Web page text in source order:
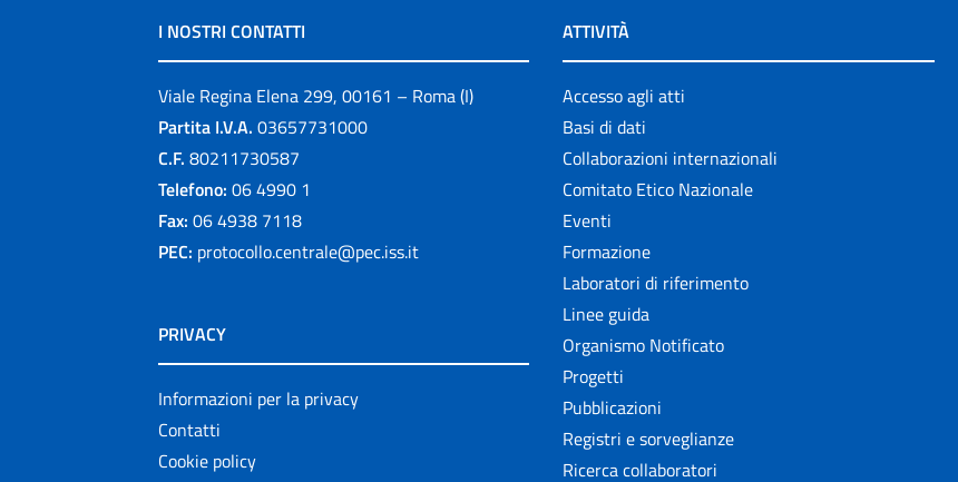
I NOSTRI CONTATTI
Viale Regina Elena 299, 00161 – Roma (I)
Partita I.V.A. 03657731000
C.F. 80211730587
Telefono: 06 4990 1
Fax: 06 4938 7118
PEC: protocollo.centrale@pec.iss.it
PRIVACY
Informazioni per la privacy
Contatti
Cookie policy
ATTIVITÀ
Accesso agli atti
Basi di dati
Collaborazioni internazionali
Comitato Etico Nazionale
Eventi
Formazione
Laboratori di riferimento
Linee guida
Organismo Notificato
Progetti
Pubblicazioni
Registri e sorveglianze
Ricerca collaboratori